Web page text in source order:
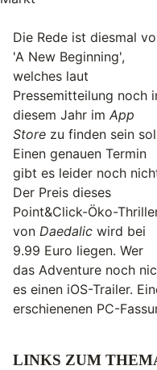
Die Rede ist diesmal
'A New Beginning',
welches laut
Pressemitteilung noch
diesem Jahr im App
Store zu finden sein
Einen genauen Termin
gibt es leider noch
Der Preis dieses
Point&Click-Öko-
von Daedalic wird bei
9.99 Euro liegen. Wer
das Adventure noch
es einen iOS-Trailer.
erschienenen PC-
LINKS ZUM